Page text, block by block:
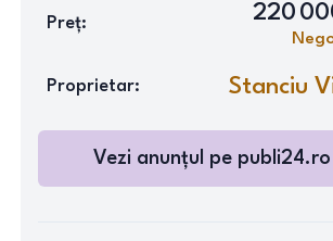
Preț: 220
Proprietar: Stanciu
Vezi anunțul pe publi24.ro